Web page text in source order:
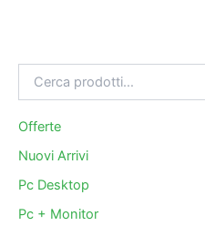
Offerte
Nuovi Arrivi
Pc Desktop
Pc + Monitor